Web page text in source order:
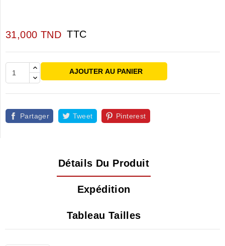
31,000 TND TTC
AJOUTER AU PANIER
Partager Tweet Pinterest
Détails Du Produit
Expédition
Tableau Tailles